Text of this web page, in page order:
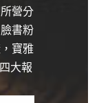
營分
書粉
寶雅
大報